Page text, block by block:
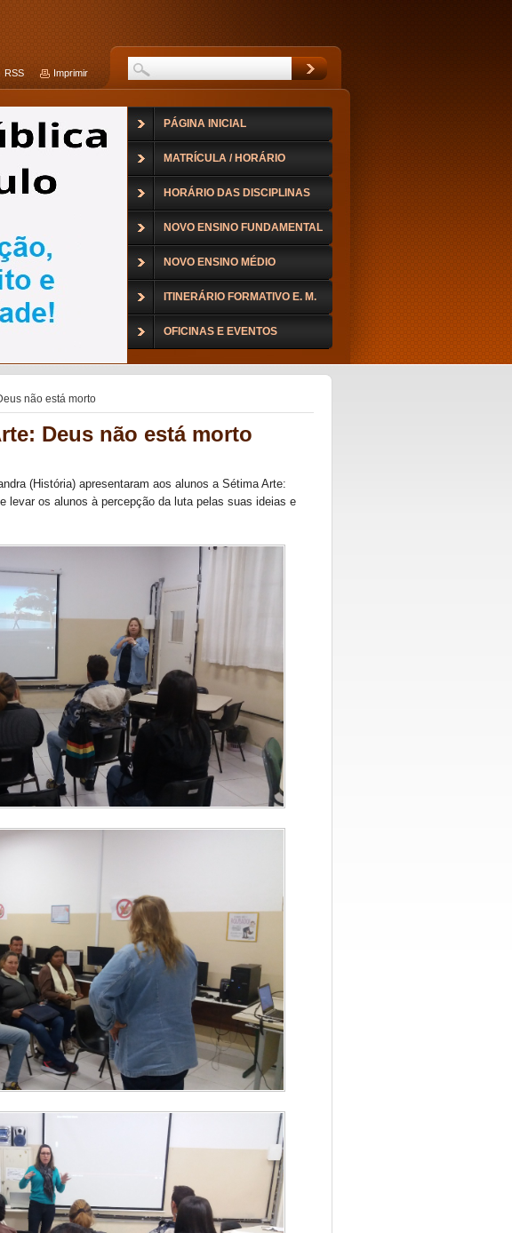
não está morto
Deus não está morto
(História) apresentaram aos alunos a Sétima Arte:
levar os alunos à percepção da luta pelas suas ideias e
PÁGINA INICIAL
MATRÍCULA / HORÁRIO
HORÁRIO DAS DISCIPLINAS
NOVO ENSINO FUNDAMENTAL
NOVO ENSINO MÉDIO
ITINERÁRIO FORMATIVO E. M.
OFICINAS E EVENTOS
RSS Imprimir